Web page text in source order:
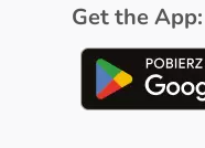
Get the App: